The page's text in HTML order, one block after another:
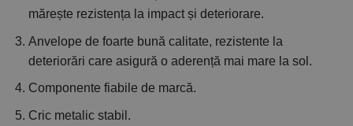
mărește rezistența la impact și deteriorare.
Anvelope de foarte bună calitate, rezistente la
deteriorări care asigură o aderență mai mare la sol.
Componente fiabile de marcă.
Cric metalic stabil.